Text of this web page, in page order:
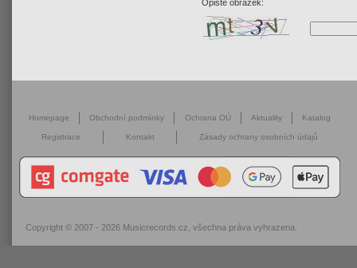
Opište obrázek:
Homepage Obchodní podmínky Ochrana OÚ Aktuality Katalog
Registrace Kontakt Zásady ochrany osobních údajů
Copyright © 2007 - 2026 Musicrecords.cz , všechna práva vyhrazena.